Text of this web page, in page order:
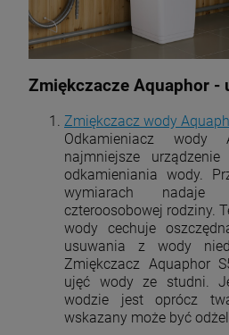
Zmiękczacze Aquaphor -
Zmiękczacz wody
Odkamieniacz
najmniejsze
odkamieniania wody.
wymiarach
czteroosobowej rodziny.
wody cechuje
usuwania z wody
Zmiękczacz Aquaphor
ujęć wody ze studni.
wodzie jest oprócz
wskazany może być